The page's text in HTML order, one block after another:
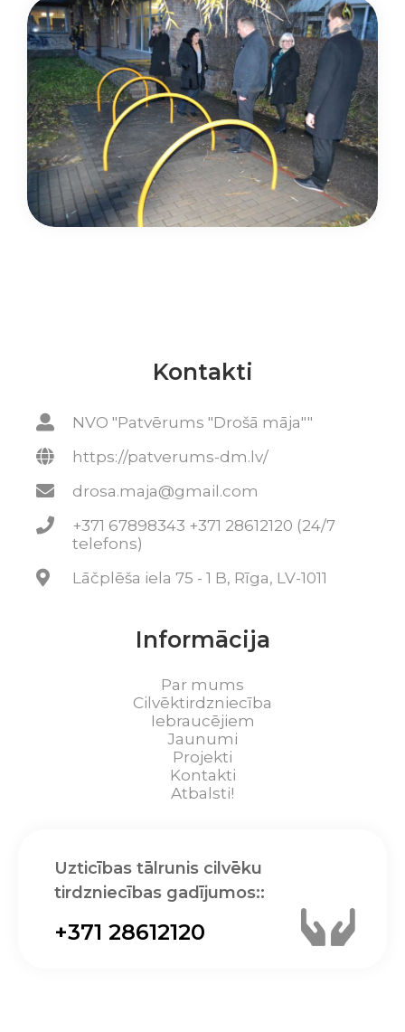
Kontakti
NVO "Patvērums "Drošā māja""
https://patverums-dm.lv/
drosa.maja@gmail.com
+371 67898343 +371 28612120 (24/7
telefons)
Lāčplēša iela 75 - 1 B, Rīga, LV-1011
Informācija
Par mums
Cilvēktirdzniecība
Iebraucējiem
Jaunumi
Projekti
Kontakti
Atbalsti!
Uzticības tālrunis cilvēku
tirdzniecības gadījumos::
+371 28612120